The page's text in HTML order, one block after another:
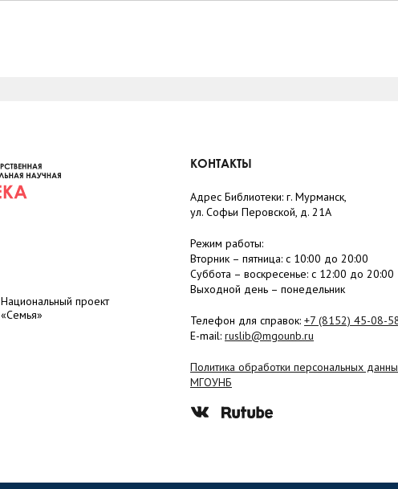
Национальный проект
«Семья»
КОНТАКТЫ
Адрес Библиотеки: г. Мурманск,
ул. Софьи Перовской, д. 21А
Режим работы:
Вторник – пятница: с 10:00 до 20:00
Суббота – воскресенье: c 12:00 до 20:00
Выходной день – понедельник
Телефон для справок: +7 (8152) 45-08-
E-mail: ruslib@mgounb.ru
Политика обработки персональных
МГОУНБ